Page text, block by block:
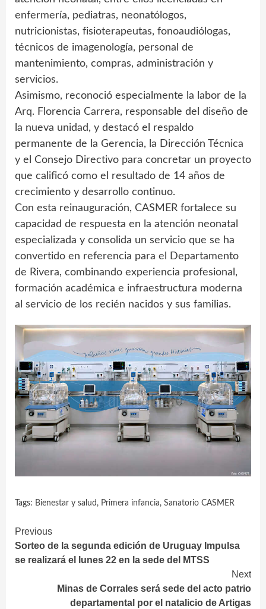
enfermería, pediatras, neonatólogos,
nutricionistas, fisioterapeutas, fonoaudiólogas,
técnicos de imagenología, personal de
mantenimiento, compras, administración y
servicios.
Asimismo, reconoció especialmente la labor de la
Arq. Florencia Carrera, responsable del diseño de
la nueva unidad, y destacó el respaldo
permanente de la Gerencia, la Dirección Técnica
y el Consejo Directivo para concretar un proyecto
que calificó como el resultado de 14 años de
crecimiento y desarrollo continuo.
Con esta reinauguración, CASMER fortalece su
capacidad de respuesta en la atención neonatal
especializada y consolida un servicio que se ha
convertido en referencia para el Departamento
de Rivera, combinando experiencia profesional,
formación académica e infraestructura moderna
al servicio de los recién nacidos y sus familias.
Tags: Bienestar y salud , Primera infancia, Sanatorio CASMER
Continue
Reading
Previous
Sorteo de la segunda edición de Uruguay Impulsa
se realizará el lunes 22 en la sede del MTSS
Next
Minas de Corrales será sede del acto patrio
departamental por el natalicio de Artigas